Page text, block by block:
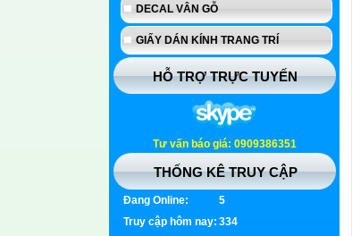
DECAL VÂN GỖ
GIẤY DÁN KÍNH TRANG TRÍ
HỖ TRỢ TRỰC TUYẾN
Tư vấn báo giá: 0909386351
THỐNG KÊ TRUY CẬP
Đang Online:
5
Truy cập hôm nay: 334